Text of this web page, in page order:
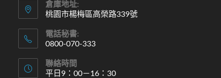
倉庫地址:
桃園市楊梅區高榮路339號
電話秘書:
0800-070-333
聯絡時間
平日9：00－16：30